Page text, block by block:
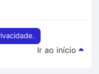
Ir ao início